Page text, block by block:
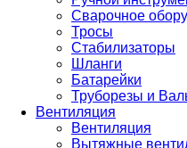
Сварочное
Тросы
Стабилизаторы
Шланги
Батарейки
Труборезы и
Вентиляция
Вентиляция
Вытяжные